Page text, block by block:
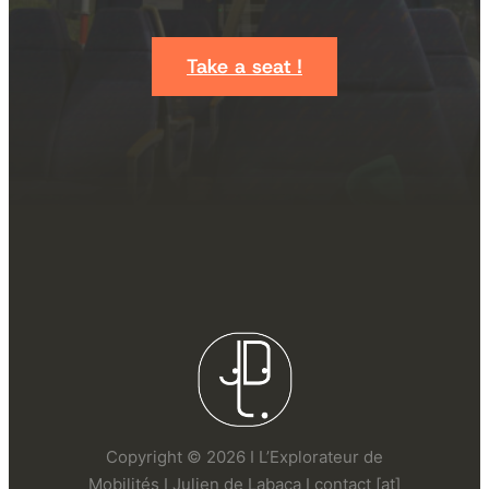
Take a seat !
Copyright © 2026 I L’Explorateur de
Mobilités I Julien de Labaca I contact [at]